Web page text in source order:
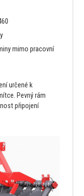
mimo pracovní
určené k
Pevný rám
připojení